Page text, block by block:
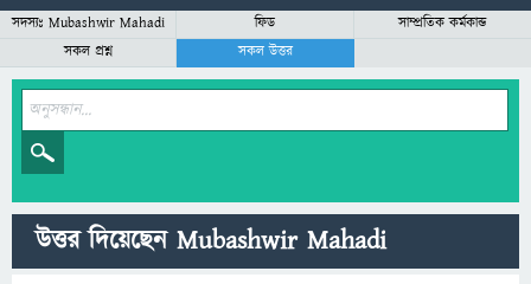
সদস্যঃ Mubashwir Mahadi ফিড
সাম্প্রতিক কর্মকান্ড
সকল প্রশ্ন
সকল উত্তর
উত্তর দিয়েছেন Mubashwir Mahadi